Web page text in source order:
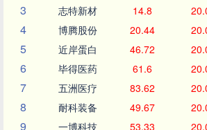
3 志特新材 14.8
4 博腾股份 20.44
5 近岸蛋白 46.72
6 毕得医药 61.6
7 五洲医疗 83.62
8 耐科装备 49.67
9 一博科技 53.33